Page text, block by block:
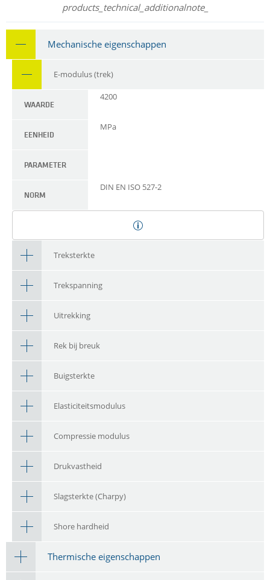
products_technical_additionalnote_
Mechanische eigenschappen
E-modulus (trek)
WAARDE
4200
EENHEID
MPa
PARAMETER
NORM
DIN EN ISO 527-2
Treksterkte
Trekspanning
Uitrekking
Rek bij breuk
Buigsterkte
Elasticiteitsmodulus
Compressie modulus
Drukvastheid
Slagsterkte (Charpy)
Shore hardheid
Thermische eigenschappen